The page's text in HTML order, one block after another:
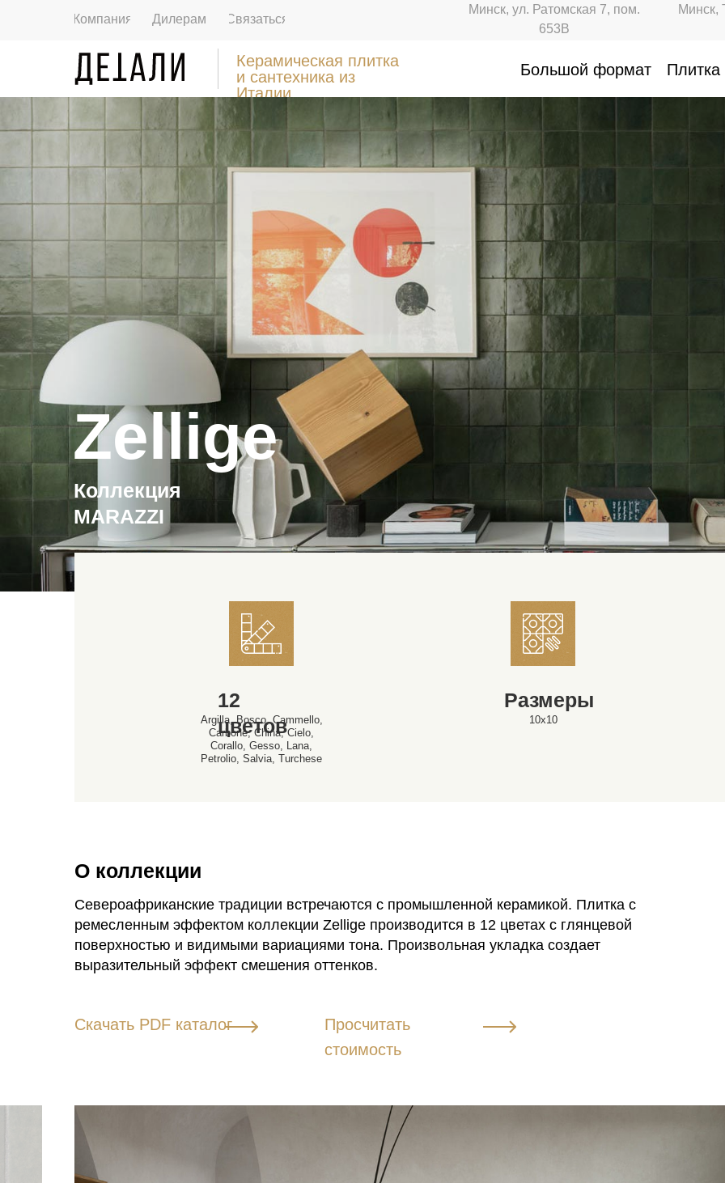
Плитка
Большой формат
Керамическая плитка
и сантехника из
Италии
Компания Дилерам Связаться
Минск, ул. Ратомская 7, пом.
653В
Минск,
10x10
Размеры
Zellige
Коллекция
MARAZZI
Argilla, Bosco, Cammello,
Carbone, China, Cielo,
Corallo, Gesso, Lana,
Petrolio, Salvia, Turchese
12
цветов
Просчитать
стоимость
Скачать PDF каталог
Североафриканские традиции встречаются с промышленной керамикой. Плитка с
ремесленным эффектом коллекции Zellige производится в 12 цветах с глянцевой
поверхностью и видимыми вариациями тона. Произвольная укладка создает
выразительный эффект смешения оттенков.
О коллекции